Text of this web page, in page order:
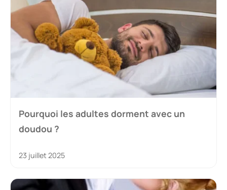
Pourquoi les adultes dorment avec un
doudou ?
23 juillet 2025